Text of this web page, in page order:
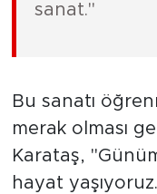
sanat."
Bu sanatı
merak olması
Karataş,
hayat